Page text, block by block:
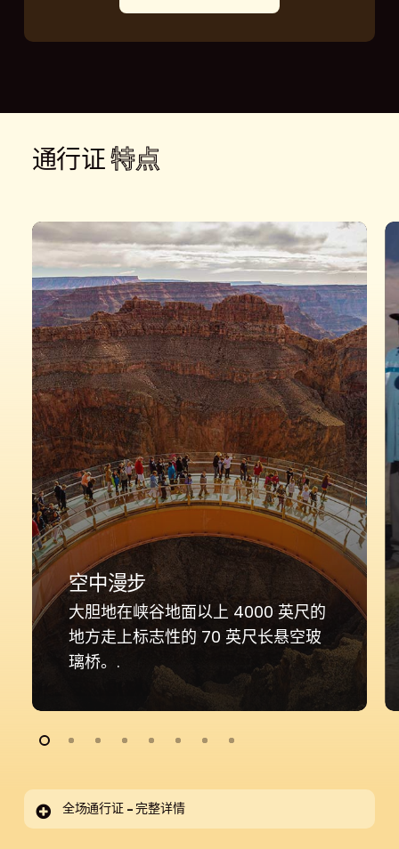
通行证特点
空中漫步
大胆地在峡谷地面以上 4000 英尺的
地方走上标志性的 70 英尺长悬空玻
璃桥。.
全场通行证 - 完整详情